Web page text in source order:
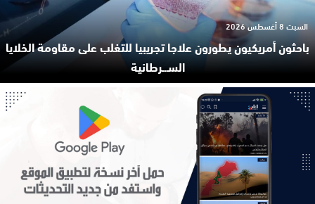
باحثون أمريكيون يطورون علاجا تجريبيا للتغلب على مقاومة الخلايا
السـ.ـرطانية
السبت 8 أغسطس 2026